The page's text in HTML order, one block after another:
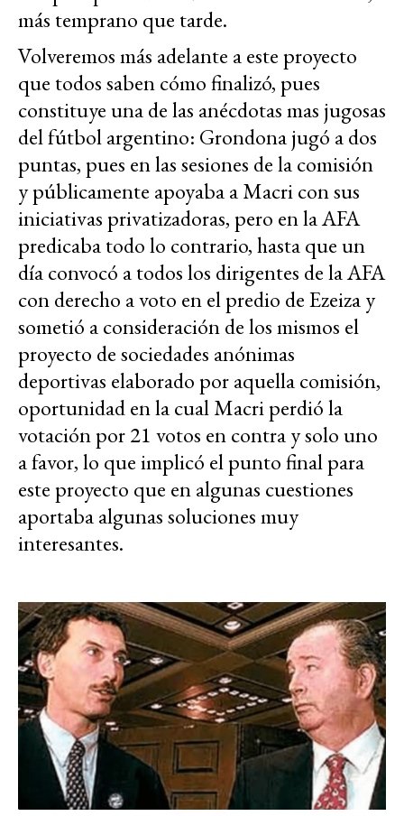
más temprano que tarde.
Volveremos más adelante a este proyecto
que todos saben cómo finalizó, pues
constituye una de las anécdotas mas jugosas
del fútbol argentino: Grondona jugó a dos
puntas, pues en las sesiones de la comisión
y públicamente apoyaba a Macri con sus
iniciativas privatizadoras, pero en la AFA
predicaba todo lo contrario, hasta que un
día convocó a todos los dirigentes de la AFA
con derecho a voto en el predio de Ezeiza y
sometió a consideración de los mismos el
proyecto de sociedades anónimas
deportivas elaborado por aquella comisión,
oportunidad en la cual Macri perdió la
votación por 21 votos en contra y solo uno
a favor, lo que implicó el punto final para
este proyecto que en algunas cuestiones
aportaba algunas soluciones muy
interesantes.